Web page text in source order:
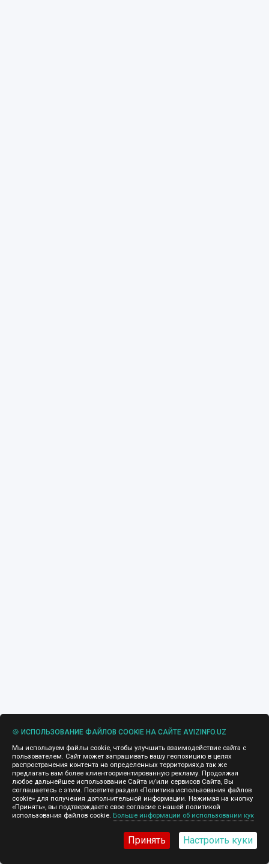
🍪 ИСПОЛЬЗОВАНИЕ ФАЙЛОВ COOKIE НА САЙТЕ AVIZINFO.UZ
Мы используем файлы cookie, чтобы улучшить взаимодействие сайта с
пользователем. Сайт может запрашивать вашу геопозицию в целях
распространения контента на определенных территориях,а так же
предлагать вам более клиентоориентированную рекламу. Продолжая
любое дальнейшее использование Сайта и/или сервисов Сайта, Вы
соглашаетесь с этим. Посетите раздел «Политика использования файлов
cookie» для получения дополнительной информации. Нажимая на кнопку
«Принять», вы подтверждаете свое согласие с нашей политикой
использования файлов cookie. Больше информации об использовании кук
Принять Настроить куки